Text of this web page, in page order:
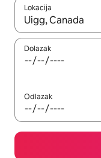
Lokacija
Kada budu
Dolazak
Odlazak